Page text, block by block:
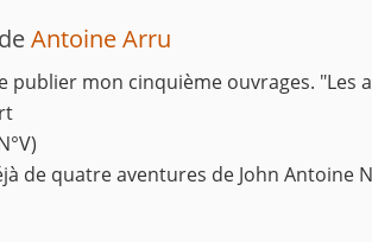
Antoine Arru
publier mon cinquième ouvrages. "Les
de quatre aventures de John Antoine